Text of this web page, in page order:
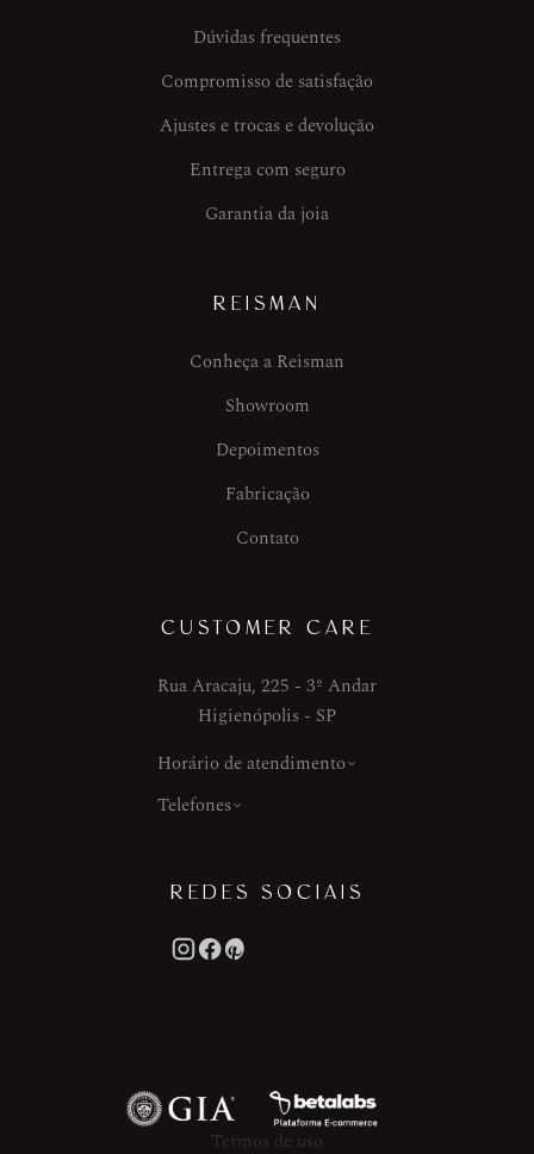
Dúvidas frequentes
Compromisso de satisfação
Ajustes e trocas e devolução
Entrega com seguro
Garantia da joia
REISMAN
Conheça a Reisman
Showroom
Depoimentos
Fabricação
Contato
CUSTOMER CARE
Rua Aracaju, 225 - 3º Andar
Higienópolis - SP
Horário de atendimento
Telefones
REDES SOCIAIS
Termos de uso